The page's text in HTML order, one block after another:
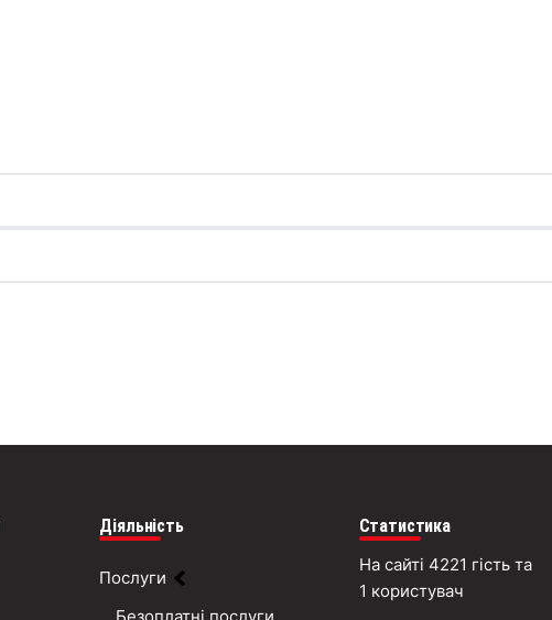
Діяльність
Послуги
Безоплатні послуги
Статистика
На сайті 4221 гість та
1 користувач